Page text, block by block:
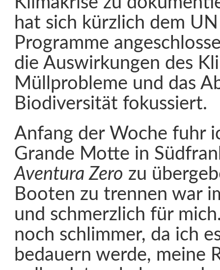
hat sich kürzlich dem
Programme
die Auswirkungen des
Müllprobleme und das
Biodiversität fokussiert.
Anfang der Woche fuhr
Grande Motte in
Aventura Zero zu
Booten zu trennen war
und schmerzlich für
noch schlimmer, da ich
bedauern werde, meine